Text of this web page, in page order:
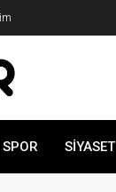
SPOR SİYASET